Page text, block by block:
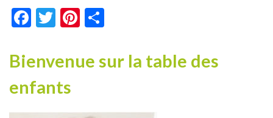
Facebook
TwitterPinterest
Bienvenue sur la table des
enfants